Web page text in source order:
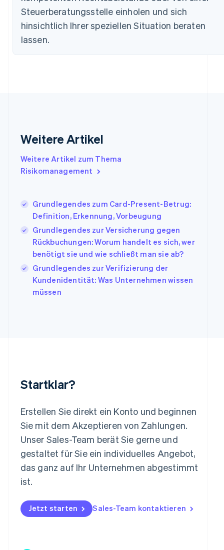
Steuerberatungsstelle einholen und sich
hinsichtlich Ihrer speziellen Situation beraten
lassen.
Weitere Artikel
Weitere Artikel zum Thema
Risikomanagement
Grundlegendes zum Card-Present-Betrug:
Definition, Erkennung, Vorbeugung
Grundlegendes zur Versicherung gegen
Rückbuchungen: Worum handelt es sich, wer
benötigt sie und wie schließt man sie ab?
Grundlegendes zur Verifizierung der
Kundenidentität: Was Unternehmen wissen
müssen
Startklar?
Erstellen Sie direkt ein Konto und beginnen
Sie mit dem Akzeptieren von Zahlungen.
Unser Sales-Team berät Sie gerne und
gestaltet für Sie ein individuelles Angebot,
das ganz auf Ihr Unternehmen abgestimmt
ist.
Jetzt starten Sales-Team kontaktieren
Deutschland
Estland
English
English
Indien
English
Irland
Italiano English
Japan
Kanada
EnglishFrançais
Kroatien
English Italiano
Lettland
English
Liechtenstein
English
Español English
Neuseeland
English
Niederlande
Norwegen
English
Polen
English
Portugal